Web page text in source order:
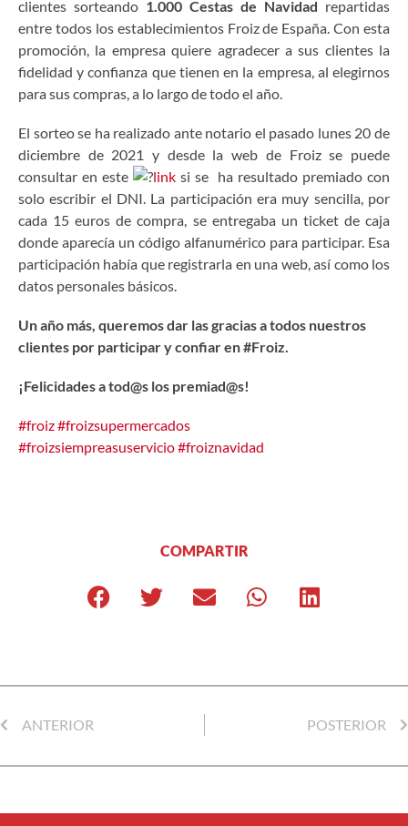
clientes sorteando 1.000 Cestas de Navidad repartidas
entre todos los establecimientos Froiz de España. Con esta
promoción, la empresa quiere agradecer a sus clientes la
fidelidad y confianza que tienen en la empresa, al elegirnos
para sus compras, a lo largo de todo el año.
El sorteo se ha realizado ante notario el pasado lunes 20 de
diciembre de 2021 y desde la web de Froiz se puede
consultar en este
link si se ha resultado premiado con
solo escribir el DNI. La participación era muy sencilla, por
cada 15 euros de compra, se entregaba un ticket de caja
donde aparecía un código alfanumérico para participar. Esa
participación había que registrarla en una web, así como los
datos personales básicos.
Un año más, queremos dar las gracias a todos nuestros
clientes por participar y confiar en #Froiz.
¡Felicidades a tod@s los premiad@s!
#froiz#froizsupermercados
#froizsiempreasuservicio#froiznavidad
COMPARTIR
ANTERIOR POSTERIOR